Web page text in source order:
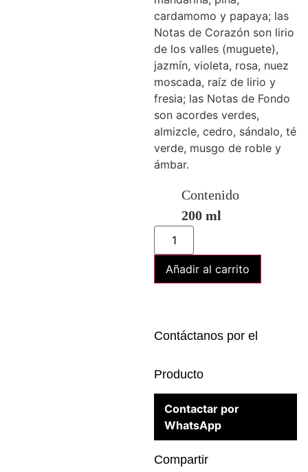
cardamomo y papaya; las
Notas de Corazón son lirio
de los valles (muguete),
jazmín, violeta, rosa, nuez
moscada, raíz de lirio y
fresia; las Notas de Fondo
son acordes verdes,
almizcle, cedro, sándalo, té
verde, musgo de roble y
ámbar.
Contenido
200 ml
Añadir al carrito
Contáctanos por el
Producto
Contactar por
WhatsApp
Compartir